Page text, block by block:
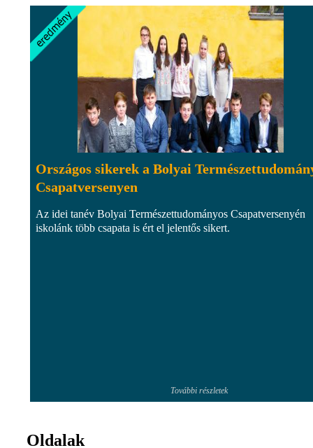
Országos sikerek a Bolyai
Csapatversenyen
Az idei tanév Bolyai Természettudományos Csapatversenyén
iskolánk több csapata is ért el jelentős sikert.
További részletek
Oldalak